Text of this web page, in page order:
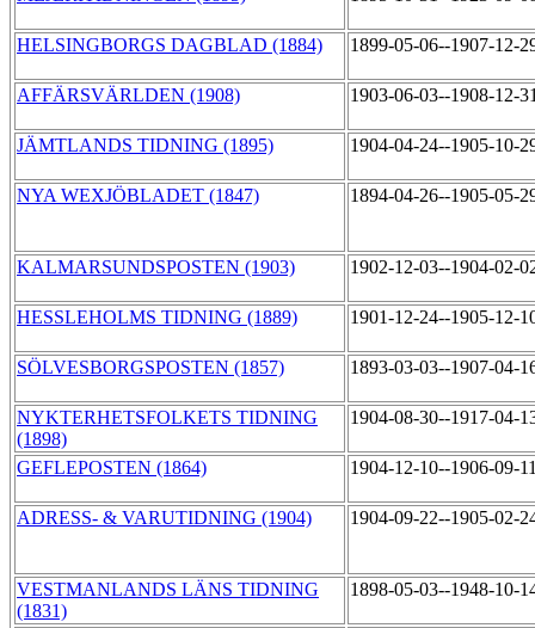
HELSINGBORGS DAGBLAD (1884) 1899-05-06--1907-12-
AFFÄRSVÄRLDEN (1908) 1903-06-03--1908-12-
JÄMTLANDS TIDNING (1895) 1904-04-24--1905-10-
NYA WEXJÖBLADET (1847) 1894-04-26--1905-05-
KALMARSUNDSPOSTEN (1903) 1902-12-03--1904-02-
HESSLEHOLMS TIDNING (1889) 1901-12-24--1905-12-
SÖLVESBORGSPOSTEN (1857) 1893-03-03--1907-04-
NYKTERHETSFOLKETS TIDNING
(1898)
1904-08-30--1917-04-
GEFLEPOSTEN (1864) 1904-12-10--1906-09-
ADRESS- & VARUTIDNING (1904) 1904-09-22--1905-02-
VESTMANLANDS LÄNS TIDNING
(1831)
1898-05-03--1948-10-